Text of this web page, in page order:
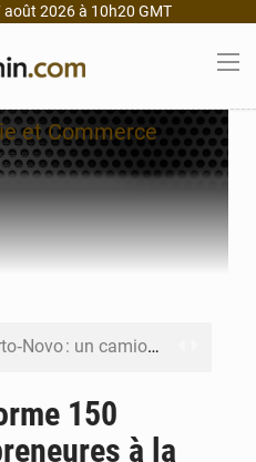
août 2026 à 10h20 GMT
et Commerce
Porto‑Novo : un camion de produits pétroliers embrase Avakpa
Bénin : Djogbénou inspecte le chantier du siège de l’Assemblée
150
à la